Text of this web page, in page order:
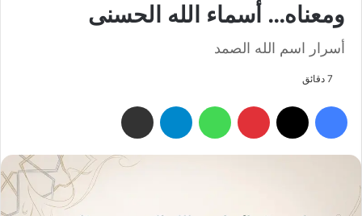
ومعناه… أسماء الله الحسنى
أسرار اسم الله الصمد
فيسبوك بينتيريست واتساب تيلقرام